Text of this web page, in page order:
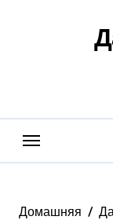
Домашняя